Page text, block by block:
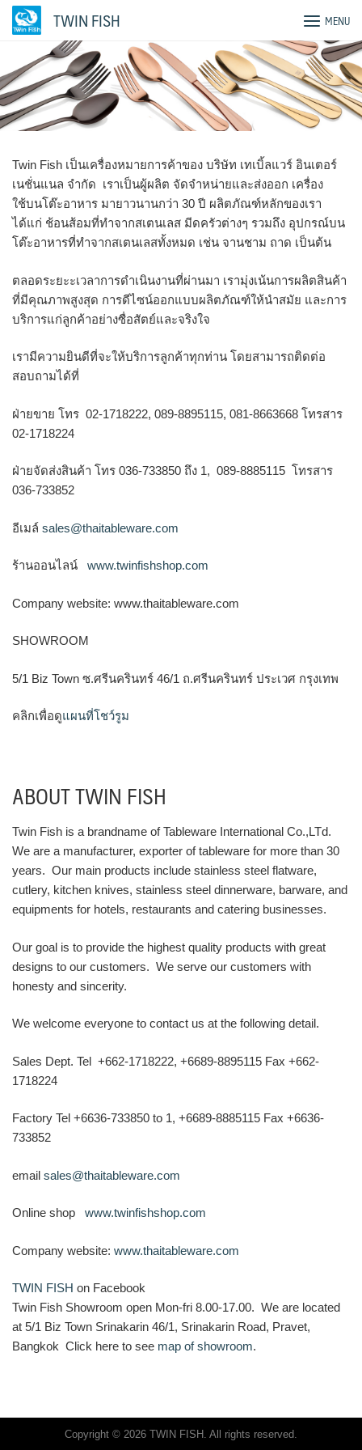
Skip
TWIN FISH MENU
Twin Fish เป็นเครื่องหมายการค้าของ บริษัท เทเบิ้ลแวร์ อินเตอร์
เนชั่นแนล จำกัด เราเป็นผู้ผลิต จัดจำหน่ายและส่งออก เครื่อง
ใช้บนโต๊ะอาหาร มายาวนานกว่า 30 ปี ผลิตภัณฑ์หลักของเรา
ได้แก่ ช้อนส้อมที่ทำจากสเตนเลส มีดครัวต่างๆ รวมถึง อุปกรณ์บน
โต๊ะอาหารที่ทำจากสเตนเลสทั้งหมด เช่น จานชาม ถาด เป็นต้น
ตลอดระยะะเวลาการดำเนินงานที่ผ่านมา เรามุ่งเน้นการผลิตสินค้า
ที่มีคุณภาพสูงสุด การดีไซน์ออกแบบผลิตภัณฑ์ให้นำสมัย และการ
บริการแก่ลูกค้าอย่างซื่อสัตย์และจริงใจ
เรามีความยินดีที่จะให้บริการลูกค้าทุกท่าน โดยสามารถติดต่อ
สอบถามได้ที่
ฝ่ายขาย โทร 02-1718222, 089-8895115, 081-8663668 โทรสาร
02-1718224
ฝ่ายจัดส่งสินค้า โทร 036-733850 ถึง 1, 089-8885115 โทรสาร
036-733852
อีเมล์ sales@thaitableware.com
ร้านออนไลน์ www.twinfishshop.com
Company website: www.thaitableware.com
SHOWROOM
5/1 Biz Town ซ.ศรีนครินทร์ 46/1 ถ.ศรีนครินทร์ ประเวศ กรุงเทพ
คลิกเพื่อดูแผนที่โชว์รูม
ABOUT TWIN FISH
Twin Fish is a brandname of Tableware International Co.,LTd.
We are a manufacturer, exporter of tableware for more than 30
years. Our main products include stainless steel flatware,
cutlery, kitchen knives, stainless steel dinnerware, barware, and
equipments for hotels, restaurants and catering businesses.
Our goal is to provide the highest quality products with great
designs to our customers. We serve our customers with
honesty and sincerity.
We welcome everyone to contact us at the following detail.
Sales Dept. Tel +662-1718222, +6689-8895115 Fax +662-
1718224
Factory Tel +6636-733850 to 1, +6689-8885115 Fax +6636-
733852
email sales@thaitableware.com
Online shop www.twinfishshop.com
Company website: www.thaitableware.com
TWIN FISH on Facebook
Twin Fish Showroom open Mon-fri 8.00-17.00. We are located
at 5/1 Biz Town Srinakarin 46/1, Srinakarin Road, Pravet,
Bangkok Click here to see map of showroom.
Copyright © 2026 TWIN FISH. All rights reserved.